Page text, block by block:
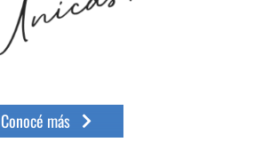
Conocé más